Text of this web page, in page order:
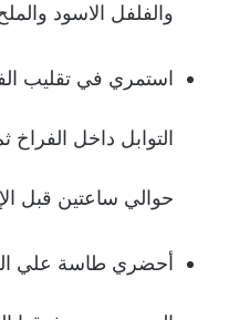
والفلفل الاسود
استمري في تقليب
التوابل داخل الفراخ
حوالي ساعتين قبل
أحضري طاسة علي